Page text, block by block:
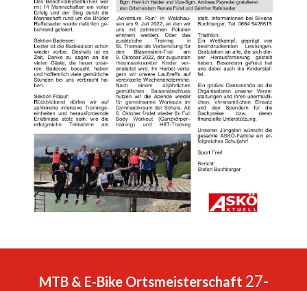
MTB & E-Bike Ortsmeisterschaft 27-